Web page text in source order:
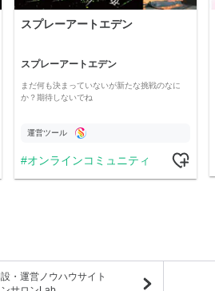
スプレーアートエデン
スプレーアートエデン
まだ何も決まっていないが新たな挑戦のなに
か？期待しないでね
運営ツール
オンラインコミュニティ
・運営ノウハウサイト